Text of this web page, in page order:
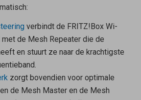
verbindt de FRITZ!Box Wi-
met de Mesh Repeaterdie de
en stuurt ze naar de krachtigste
zorgt bovendien voor optimale
de Mesh Masteren de Mesh